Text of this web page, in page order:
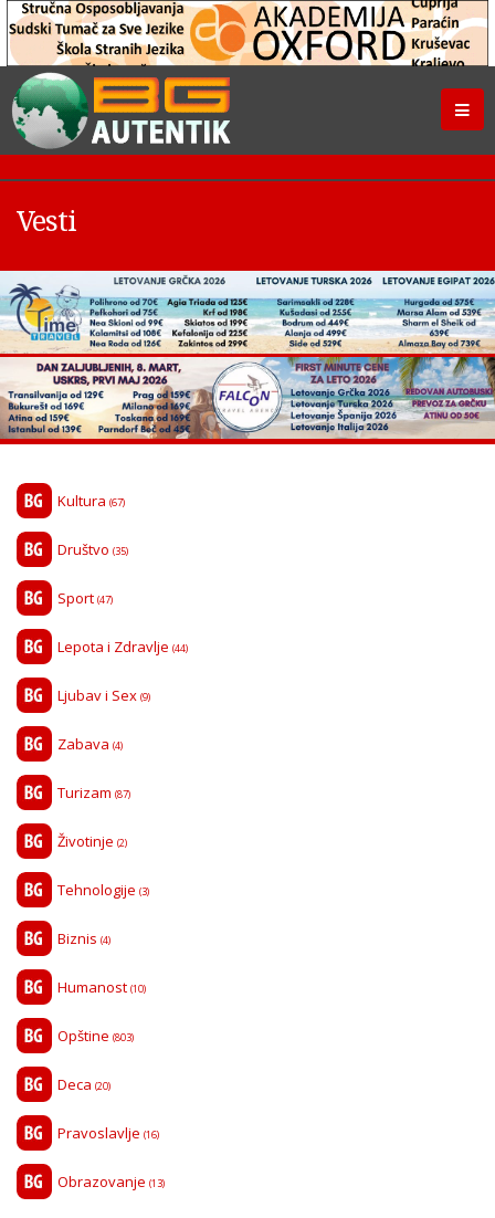
Vesti
Kultura (67)
Društvo (35)
Sport (47)
Lepota i Zdravlje (44)
Ljubav i Sex (9)
Zabava (4)
Turizam (87)
Životinje (2)
Tehnologije (3)
Biznis (4)
Humanost (10)
Opštine (803)
Deca (20)
Pravoslavlje (16)
Obrazovanje (13)